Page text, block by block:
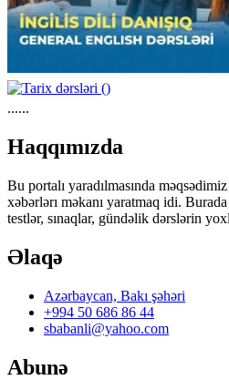
......
Haqqımızda
Bu portalı yaradılmasında
xəbərlərı məkanı yaratmaq idi.
testlər, sınaqlar, gündəlik dərslərin
Əlaqə
Azərbaycan, Bakı şəhəri
+994 50 686 86 44
sbabanli@yahoo.com
Abunə